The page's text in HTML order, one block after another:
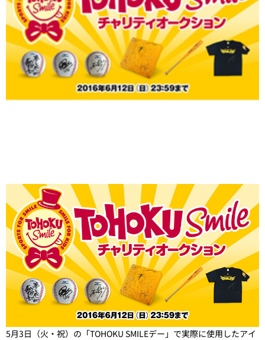
5月3日（火・祝）の「TOHOKU SMILEデー」で実際に使用したアイ